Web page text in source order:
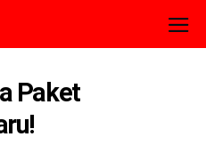
Paket